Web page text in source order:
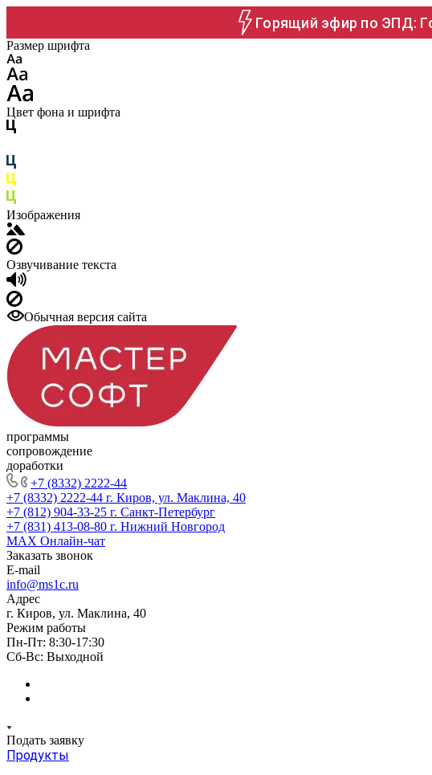
Горящий эфир по ЭПД:
Размер шрифта
Цвет фона и шрифта
Изображения
Озвучивание текста
Обычная версия сайта
программы
сопровождение
доработки
+7 (8332) 2222-44
+7 (8332) 2222-44 г. Киров, ул. Маклина, 40
+7 (812) 904-33-25 г. Санкт-Петербург
+7 (831) 413-08-80 г. Нижний Новгород
MAX Онлайн-чат
Заказать звонок
E-mail
info@ms1c.ru
Адрес
г. Киров, ул. Маклина, 40
Режим работы
Пн-Пт: 8:30-17:30
Cб-Вс: Выходной
Подать заявку
Продукты